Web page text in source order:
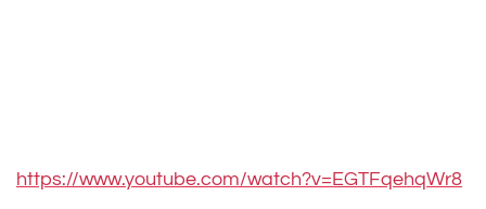
https://www.youtube.com/watch?v=EGTFqehqWr8